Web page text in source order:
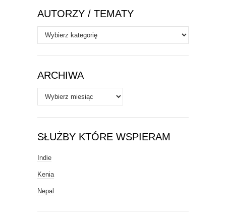
AUTORZY / TEMATY
Autorzy
/
Tematy
ARCHIWA
Archiwa
SŁUŻBY KTÓRE WSPIERAM
Indie
Kenia
Nepal